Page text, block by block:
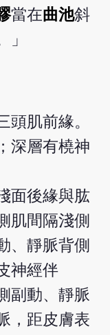
當在曲池斜
」
頭肌前緣。
深層有橈神
面後緣與肱
肌間隔淺側
、靜脈背側
神經伴
副動、靜脈
，距皮膚表